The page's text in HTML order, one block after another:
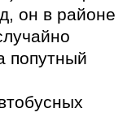
он в районе
попутный